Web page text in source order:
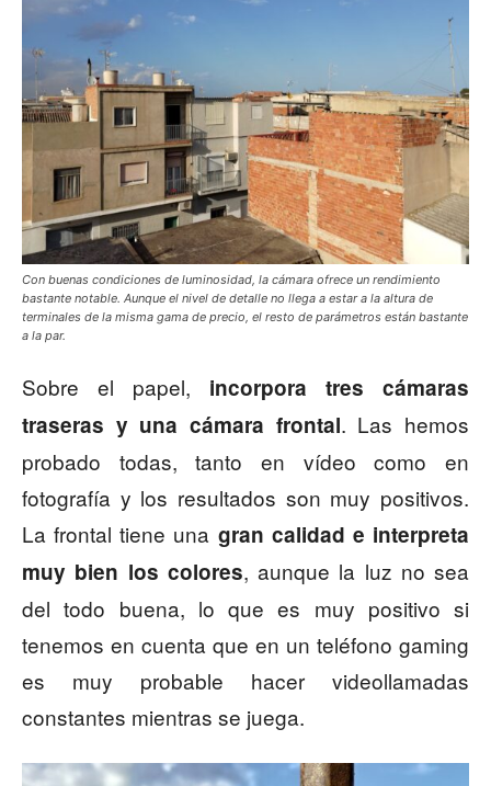
Con buenas condiciones de luminosidad, la cámara ofrece un rendimiento
bastante notable. Aunque el nivel de detalle no llega a estar a la altura de
terminales de la misma gama de precio, el resto de parámetros están bastante
a la par.
Sobre el papel, incorpora tres cámaras
traseras y una cámara frontal. Las hemos
probado todas, tanto en vídeo como en
fotografía y los resultados son muy positivos.
La frontal tiene una gran calidad e interpreta
muy bien los colores, aunque la luz no sea
del todo buena, lo que es muy positivo si
tenemos en cuenta que en un teléfono gaming
es muy probable hacer videollamadas
constantes mientras se juega.